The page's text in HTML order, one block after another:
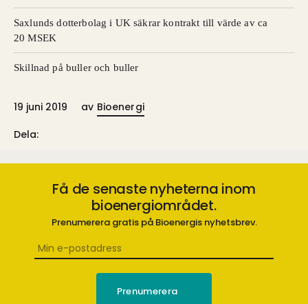
Saxlunds dotterbolag i UK säkrar kontrakt till värde av ca
20 MSEK
Skillnad på buller och buller
19 juni 2019 av Bioenergi
Dela:
Få de senaste nyheterna inom
bioenergiområdet.
Prenumerera gratis på Bioenergis nyhetsbrev.